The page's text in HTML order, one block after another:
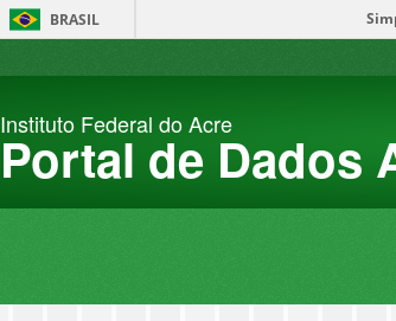
BRASIL
Instituto Federal do Acre
Portal de Dados